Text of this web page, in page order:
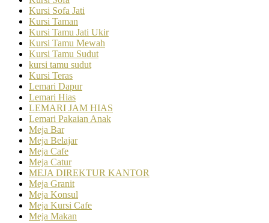
Kursi Sofa Jati
Kursi Taman
Kursi Tamu Jati Ukir
Kursi Tamu Mewah
Kursi Tamu Sudut
kursi tamu sudut
Kursi Teras
Lemari Dapur
Lemari Hias
LEMARI JAM HIAS
Lemari Pakaian Anak
Meja Bar
Meja Belajar
Meja Cafe
Meja Catur
MEJA DIREKTUR KANTOR
Meja Granit
Meja Konsul
Meja Kursi Cafe
Meja Makan